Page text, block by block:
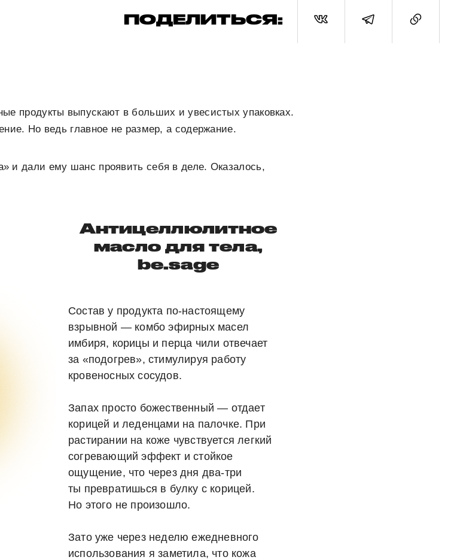
ПОДЕЛИТЬСЯ:
продукты выпускают в больших и увесистых упаковках.
Но ведь главное не размер, а содержание.
и дали ему шанс проявить себя в деле. Оказалось,
Антицеллюлитное
масло для тела,
be.sage
Состав у продукта по-настоящему
взрывной — комбо эфирных масел
имбиря, корицы и перца чили отвечает
за «подогрев», стимулируя работу
кровеносных сосудов.
Запах просто божественный — отдает
корицей и леденцами на палочке. При
растирании на коже чувствуется легкий
согревающий эффект и стойкое
ощущение, что через дня два-три
ты превратишься в булку с корицей.
Но этого не произошло.
Зато уже через неделю ежедневного
использования я заметила, что кожа